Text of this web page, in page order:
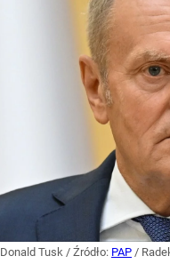
Donald Tusk / Źródło: PAP /